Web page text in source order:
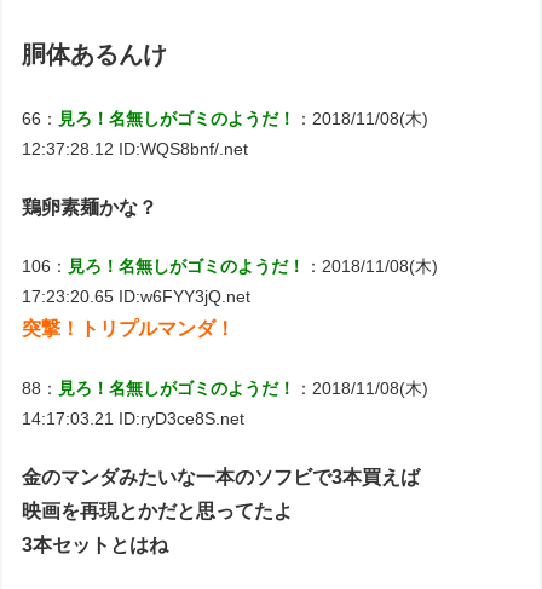
胴体あるんけ
66： 見ろ！名無しがゴミのようだ！
：2018/11/08(木)
12:37:28.12 ID:WQS8bnf/.net
鶏卵素麺かな？
106： 見ろ！名無しがゴミのようだ！
：2018/11/08(木)
17:23:20.65 ID:w6FYY3jQ.net
突撃！トリプルマンダ！
88： 見ろ！名無しがゴミのようだ！
：2018/11/08(木)
14:17:03.21 ID:ryD3ce8S.net
金のマンダみたいな一本のソフビで3本買えば
映画を再現とかだと思ってたよ
3本セットとはね